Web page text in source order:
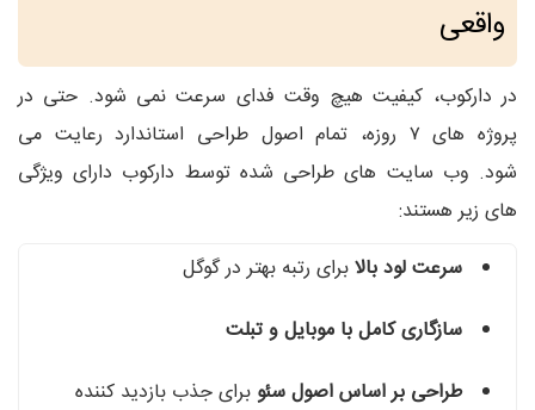
واقعی
در دارکوب، کیفیت هیچ‌ وقت فدای سرعت نمی‌ شود. حتی در
پروژه‌ های ۷ روزه، تمام اصول طراحی استاندارد رعایت می‌
شود. وب‌ سایت‌ های طراحی‌ شده توسط دارکوب دارای ویژگی‌
های زیر هستند:
سرعت لود بالابرای رتبه بهتر در گوگل
سازگاری کامل با موبایل و تبلت
طراحی بر اساس اصول سئوبرای جذب بازدید کننده